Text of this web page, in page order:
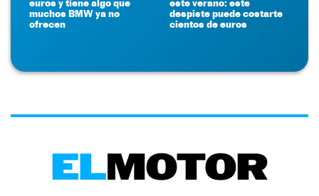
muchos BMW ya no
ofrecen
despiste puede costarte
cientos de euros